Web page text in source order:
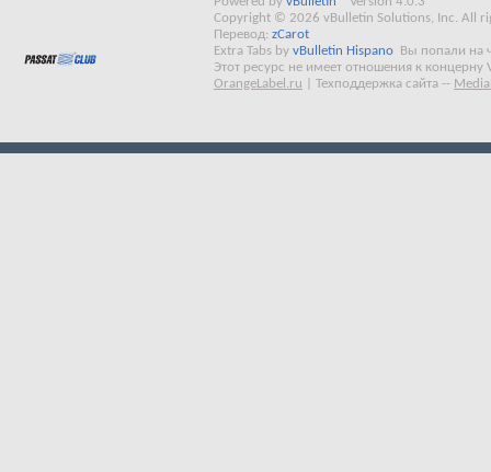
Copyright © 2026 vBulletin Solutions, Inc. All
Перевод: zCarot
Extra Tabs by vBulletin Hispano
Вы попали на
Этот ресурс не имеет отношения к концерну
OrangeLabel.ru
Техподдержка сайта --